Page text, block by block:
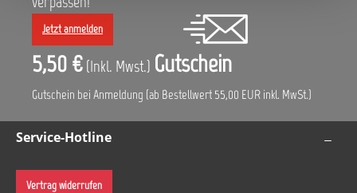
Jetzt anmelden
5,50 € (Inkl. Mwst.) Gutschein
Gutschein bei Anmeldung (ab Bestellwert 55,00 EUR inkl. MwSt.)
Service-Hotline
Vertrag widerrufen